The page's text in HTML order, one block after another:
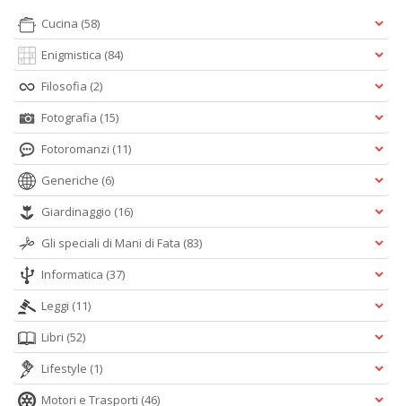
Cucina (58)
Enigmistica (84)
Filosofia (2)
Fotografia (15)
Fotoromanzi (11)
Generiche (6)
Giardinaggio (16)
Gli speciali di Mani di Fata (83)
Informatica (37)
Leggi (11)
Libri (52)
Lifestyle (1)
Motori e Trasporti (46)